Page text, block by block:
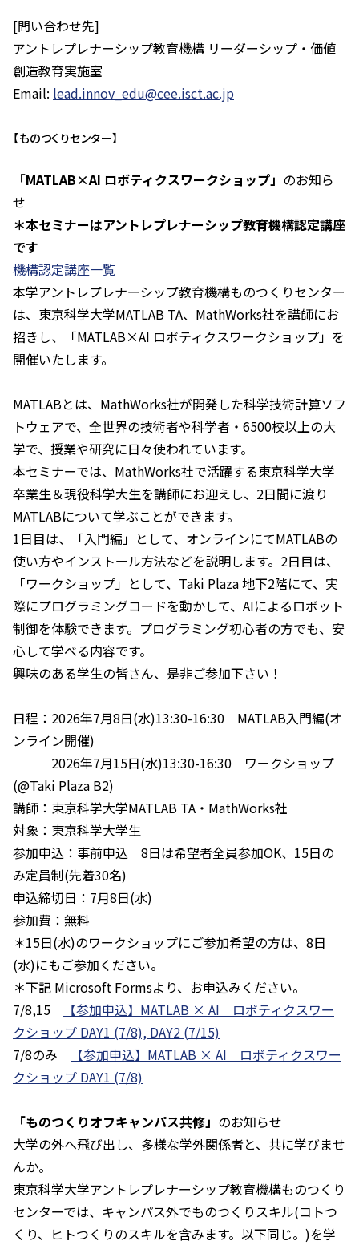
[問い合わせ先]
アントレプレナーシップ教育機構 リーダーシップ・価値
創造教育実施室
Email: lead.innov_edu@cee.isct.ac.jp
【ものつくりセンター】
「MATLAB×AI ロボティクスワークショップ」 のお知ら
せ
＊本セミナーはアントレプレナーシップ教育機構認定講座
です
機構認定講座一覧
本学アントレプレナーシップ教育機構ものつくりセンター
は、東京科学大学MATLAB TA、MathWorks社を講師にお
招きし、「MATLAB×AI ロボティクスワークショップ」を
開催いたします。
MATLABとは、MathWorks社が開発した科学技術計算ソフ
トウェアで、全世界の技術者や科学者・6500校以上の大
学で、授業や研究に日々使われています。
本セミナーでは、MathWorks社で活躍する東京科学大学
卒業生＆現役科学大生を講師にお迎えし、2日間に渡り
MATLABについて学ぶことができます。
1日目は、「入門編」として、オンラインにてMATLABの
使い方やインストール方法などを説明します。2日目は、
「ワークショップ」として、Taki Plaza 地下2階にて、実
際にプログラミングコードを動かして、AIによるロボット
制御を体験できます。プログラミング初心者の方でも、安
心して学べる内容です。
興味のある学生の皆さん、是非ご参加下さい！
日程：2026年7月8日(水)13:30-16:30 MATLAB入門編(オ
ンライン開催)
2026年7月15日(水)13:30-16:30 ワークショップ
(@Taki Plaza B2)
講師：東京科学大学MATLAB TA・MathWorks社
対象：東京科学大学生
参加申込：事前申込 8日は希望者全員参加OK、15日の
み定員制(先着30名)
申込締切日：7月8日(水)
参加費：無料
＊15日(水)のワークショップにご参加希望の方は、8日
(水)にもご参加ください。
＊下記 Microsoft Formsより、お申込みください。
7/8,15
【参加申込】MATLAB × AI ロボティクスワー
クショップ DAY1 (7/8), DAY2 (7/15)
7/8のみ
【参加申込】MATLAB × AI ロボティクスワー
クショップ DAY1 (7/8)
「ものつくりオフキャンパス共修」 のお知らせ
大学の外へ飛び出し、多様な学外関係者と、共に学びませ
んか。
東京科学大学アントレプレナーシップ教育機構ものつくり
センターでは、キャンパス外でものつくりスキル(コトつ
くり、ヒトつくりのスキルを含みます。以下同じ。)を学